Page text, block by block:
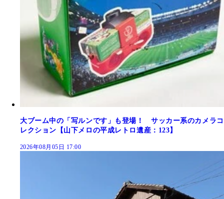
大ブーム中の「写ルンです」も登場！ サッカー系のカメラコ
レクション【山下メロの平成レトロ遺産：123】
2026年08月05日 17:00